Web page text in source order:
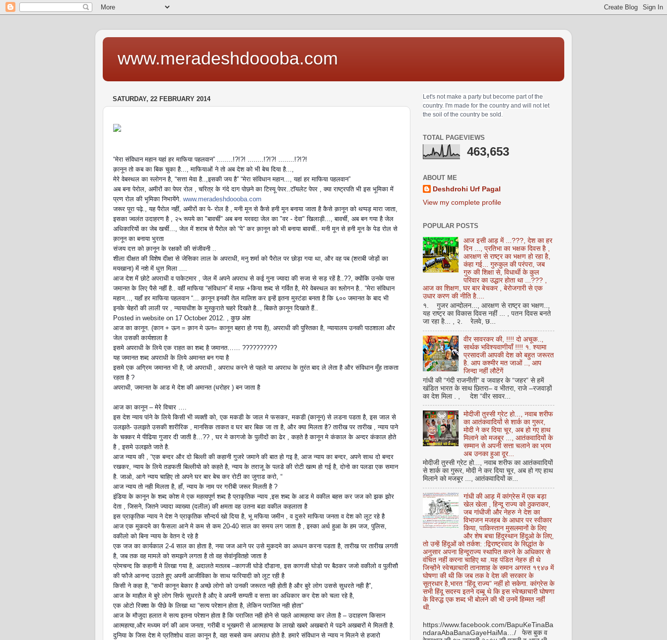
www.meradeshdoooba.com
SATURDAY, 22 FEBRUARY 2014
“मेरा संविधान महान यहां हर माफिया पहलवान” ........!?!?! ........!?!?! ........!?!?!
क़ानून तो कब का बिक चुका है..., माफियाओं ने तो अब देश को भी बेच दिया है...,
मेरे वेबस्थल का स्लोगन है, “सत्ता मेवा है..,इसकी जय है” “मेरा संविधान महान..., यहां हर माफिया पहलवान”
अब बना पेरोल, अमीरों का पेपर रोल , चरित्र के गंदे दाग पोछने का टिस्यू पेपर..टॉयलेट पेपर , क्या राष्ट्रपति भी इस भूमिका में
प्रण रोल की भूमिका निभायेंगे. www.meradeshdoooba.com
जरूर पूरा पढ़े., यह पैरोल नहीं, अमीरों का पे- रोल है , मनी मून से कैसे हनी मून बनाया जाता है कैसे क़ानून को थप्पड़ मारा जाता,
इसका ज्वलंत उदाहरण है , २५ रूपये का "बावर्ची" अब बना यरवदा जेल का "वर - देवा" खिलाड़ी..., बावर्ची, अब बन गया है जेल
अधिकारियों का जेब खर्ची..., जेल में शराब से पैरोल को “पे” कर क़ानून को भी बनाया बावर्ची.. मनी मून से हनी मून के पेड रोल से
क़ानून का बनाया भुरता
संजय दत्त को क़ानून के रक्षकों की संजीवनी ..
शीला दीक्षत की विशेष दीक्षा से जेसिका लाल के अपराधी, मनु शर्मा को पैरोल पर छोड़ा गया था, और वह पब (शराबी जोड़ों का
मयखाना) में नशे में धुत्त मिला ....
आज देश में छोटे अपराधी व पाकेटमार , जेल में अपने अपराध से कई गुना ज्यादा की सजा से सड़ रहें है..??, क्योंकि उनके पास
जमानत के लिए पैसे नहीं है.. वहीं माफिया “संविधान” में माफ़ +किया शब्द से गर्वित है, मेरे वेबस्थल का श्लोगन है.. “मेरा संविधान
महान..., यहाँ हर माफिया पहलवान “... क़ानून इनकी तेल मालिश कर इन्हें इतना मुस्टंडा बनता है कि ६०० जमानत के बाद भी
इनके चेहरों की लाली पर , न्यायाधीश के मुस्कुराते चहरे दिखते है.., बिकते क़ानून दिखाते हैं..
Posted in website on 17 October 2012. , कुछ अंश
आज का कानून. (कान + ऊन = क़ान मे ऊन= कानून बहरा हो गया है), अपराधी की पुस्तिका है, न्यायालय उनकी पाठशाला और
जेल उसकी कार्यशाला है
इसमे अपराधी के लिये एक राहत का शब्द है जमानत…… ??????????
यह जमानत शब्द अपराधी के लिये अमानत बन गया है
इसमे एक अग्रिम जमानत भी है, जो अपराधी , अपराध करने से पहले या अपराध के तुरंत बाद ले लेता है और संविधान मुँह ताकता
रहता है ?
अपराधी, जमानत के आड मे देश की अमानत (धरोहर ) बन जाता है
आज का कानून – मेरे विचार ….
इस देश न्याय पांने के लिये किसी भी व्यक्ती को, एक मकडी के जाल मे फसकर, मकडी (कानून) से लडना पडता है, इस जाल से
उलझते- उलझते उसकी शारीरिक , मानसिक ताकत व घर बार बिक जा ता है, और क्या मिलता है? तारीख पर तारीख , न्याय पाने
के चक्कर मे पीढिया गुजार दी जाती है…?? , घर मे कागजो के पुलीदों का ढेर , कहते है कानून मे कंकाल के अन्दर कंकाल होते
है , इसमे उलझते जाते है.
आज न्याय की , “एक बन्दर और दो बिल्ली की कहानी गुजरे जमाने की बात हो गइ है, आज न्याय का बन्दर, अपने साथ दो बन्दर
रखकर, न्याय के लिये तडफती बिल्लीयो को कहते है, न्याय के तराजू के पलडे की रोटी खत्म हो गई है, दोनो का पलडा एक समान
है. जाओ, आगे न्याय चाहिए तो अपने घर बार बेच कर रोटी का जुगाड करो, “
आज न्याय तो नही मिलता है, हाँ, न्याय के नाम पर गरीबी जरूर मिलती है ?
इंडिया के कानून के शब्द कोश मे एक महत्वपूर्ण शब्द है प्राकृतिक न्याय ,इस शब्द के आड मे वकील बहस कर जज को झक झोर
देता , जिसने, जितने ज्यादा व्याख्या (दलील) की क्षमता वह उतना बडा वकील कहलाता है
इस प्राकृतिक न्याय ने देश ने प्राकृतिक सौन्दर्य खो दिया है, भू मफिया जमीन , व दुसरे माफिया जनता व देश को लूट रहे है
आज एक मुकदमे का फैसला आने मे कम से कम 20-40 साल का समय लग जाता है , इस्का अर्थ हुआ के हम जज, पुलिस,
वकीलो को बिना न्याय के वेतन दे रहे है
एक जज का कार्यकाल 2-4 साल का होता है, नया जज आने पर उसे मुकदमे का अध्धन करना पडता है, तारीख पर तारीख लगती
है, जब तक वह मामले को समझने लगता है तो वह सेवांनृवितहो जाता है
प्रेमचन्द कि कहानी मे लिखा गया है, अदालते मतलब –कागजी घोडे दौडाना, इस कागजी घोडो पर बैठकर जजो वकीलो व पुलीसौ
की फौजे आनन्द उठाते हुए अपनी आजीविका के साथ फरियादी को लूट रही है
किसी ने कहा है, “सभी कानून बेकार है अच्छे लोगो को उनकी जरूरत नही होती है और बुरे लोग उससे सुधरते नही है”,
आज के माहौल मे बुरे लोग सिर्फ सुधरते है औए वे अपनी सम्पती व सत्ता का अधिकार कर देश को चला रहे है,
एक ओटो रिक्शा के पीछे के लिखा था “सत्य परेशान होता है, लेकिन पराजित नही होता”
आज के मौजुदा हलात मे सत्य इतना परेशान होता है कि पराजित नही होने से पहले आत्महत्या कर लेता है – उदाहरण किसान
आत्महत्या,और मध्यम वर्ग की आम जनता, गरीबी व भूखमरी से आत्महत्या के लाखो खबरे अखबारो मे पढने अखबारों मे मिलती है.
दुनिया के जिस देश मे प्रतिशोध वाला कानून है, वहा सबसे कम अपराध होते है. हमारे संविधान से न्याय न मिलने से हजारो
Let's not make a party but become part of the
country. I'm made for the country and will not let
the soil of the country be sold.
TOTAL PAGEVIEWS
463,653
ABOUT ME
Deshdrohi Urf Pagal
View my complete profile
POPULAR POSTS
आज इसी आड़ में ...???, देश का हर
दिन ..., प्रतिभा का भक्षक दिवस है ,
आरक्षण से राष्ट्र का भक्षण हो रहा है,
कंहा गई... गुरुकुल की परंपरा, जब
गुरु की शिक्षा से, विधार्थी के कुल
परिवार का उद्धार होता था ...??? ,
आज का शिक्षण, घर बार बेचकर , बेरोजगारी से एक
उधार करण की नीति है....
१. गुजर आन्दोलन..., आरक्षण से राष्ट्र का भक्षण..,
यह राष्ट्र का विकास दिवस नहीं ... , पतन दिवस बनते
जा रहा है... , २. रेलवे, छ...
वीर सावरकर की, !!!! दो अचूक..,
सार्थक भविश्यवाणीयाँ !!!! १. श्यामा
प्रसादजी आपकी देश को बहुत जरूरत
है. आप कश्मीर मत जाओं .., आप
जिन्दा नहीं लौटेंगें
गांधी की “गंदी राजनीती” व जवाहर के “जहर” से हमें
खंडित भारत के साथ छितरा– व भीतरा, राजे –रजवाड़ों
का देश मिला . , देश “वीर सावर...
मोदीजी तुस्सी ग्रेट हो..., नवाब शरीफ
का आतंकवादियों से शार्क का गुरूर,
मोदी ने कर दिया चूर, अब हो गए हाथ
मिलाने को मजबूर ..., आतंकवादियों के
सम्मान से अपनी सत्ता चलाने का भ्रम
अब उनका हुआ दूर...
मोदीजी तुस्सी ग्रेट हो..., नवाब शरीफ का आतंकवादियों
से शार्क का गुरूर, मोदी ने कर दिया चूर, अब हो गए हाथ
मिलाने को मजबूर ..., आतंकवादियों क...
गांधी की आड़ में कांग्रेस में एक बड़ा
खेल खेला , हिन्दू राज्य को ठुकराकर,
जब गांधीजी और नेहरु ने देश का
विभाजन मजहब के आधार पर स्वीकार
किया, पाकिस्तान मुसलमानों के लिए
और शेष बचा हिंदुस्थान हिंदूओ के लिए,
तो उन्हें हिंदूओं को तर्कश: :द्विराष्ट्रवाद के सिद्धांत के
अनुसार अपना हिन्दूराज्य स्थापित करने के अधिकार से
वंचित नहीं करना चाहिए था .यह पंडित नेहरु ही थे
जिन्होंने स्वेच्छाचारी तानाशाह के समान अगस्त १९४७ में
घोषणा की थी कि जब तक वे देश की सरकार के
सूत्रधार है,भारत “हिंदू राज्य” नहीं हो सकेगा. कांग्रेस के
सभी हिंदू सदस्य इतने दब्बू थे कि इस स्वेच्छाचारी घोषणा
के विरुद्ध एक शब्द भी बोलने की भी उनमें हिम्मत नहीं
थी.
https://www.facebook.com/BapuKeTinaBa
ndaraAbaBanaGayeHaiMa…/ फेस बुक व